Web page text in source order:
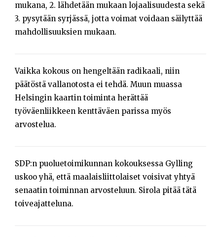
mukana, 2. lähdetään mukaan lojaalisuudesta sekä
3. pysytään syrjässä, jotta voimat voidaan säilyttää
mahdollisuuksien mukaan.
Vaikka kokous on hengeltään radikaali, niin
päätöstä vallanotosta ei tehdä. Muun muassa
Helsingin kaartin toiminta herättää
työväenliikkeen kenttäväen parissa myös
arvostelua.
SDP:n puoluetoimikunnan kokouksessa Gylling
uskoo yhä, että maalaisliittolaiset voisivat yhtyä
senaatin toiminnan arvosteluun. Sirola pitää tätä
toiveajatteluna.